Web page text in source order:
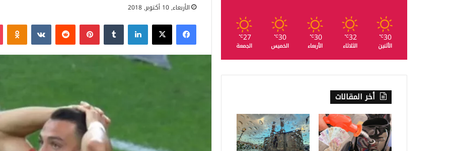
الأربعاء, 10 أكتوبر, 2018
فيسبوك‫X لينكدإن بينتيريست
30
℃
الأثنين
32
℃
الثلاثاء
30
℃
الأربعاء
30
℃
الخميس
27
℃
الجمعة
أخر المقالات